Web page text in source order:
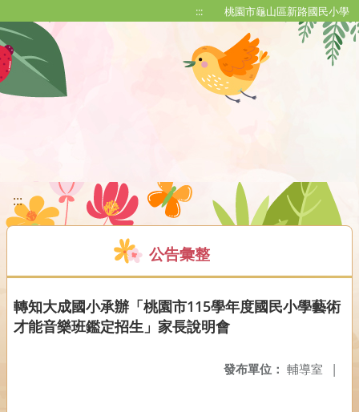
::: 桃園市龜山區新路國民小學
:::
公告彙整
轉知大成國小承辦「桃園市115學年度國民小學藝術
才能音樂班鑑定招生」家長說明會
發布單位： 輔導室 |